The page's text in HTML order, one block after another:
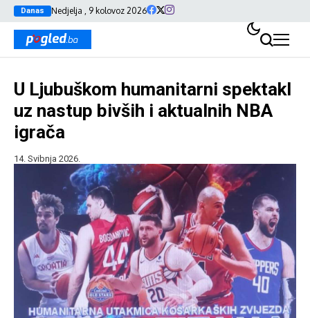
Danas Nedjelja , 9 kolovoz 2026
U Ljubuškom humanitarni spektakl
uz nastup bivših i aktualnih NBA
igrača
14. Svibnja 2026.